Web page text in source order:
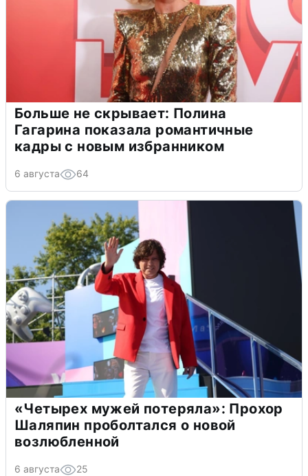
Больше не скрывает: Полина
Гагарина показала романтичные
кадры с новым избранником
6 августа 64
«Четырех мужей потеряла»: Прохор
Шаляпин проболтался о новой
возлюбленной
6 августа 25